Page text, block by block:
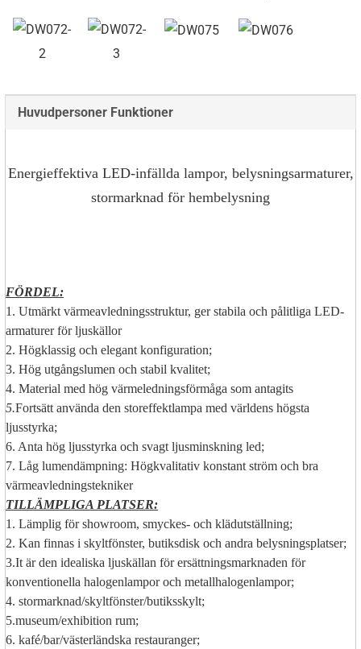
Huvudpersoner Funktioner
Energieffektiva LED-infällda lampor, belysningsarmaturer,
stormarknad för hembelysning
FÖRDEL:
1. Utmärkt värmeavledningsstruktur, ger stabila och pålitliga LED-
armaturer för ljuskällor
2. Högklassig och elegant konfiguration;
3. Hög utgångslumen och stabil kvalitet;
4. Material med hög värmeledningsförmåga som antagits
5.Fortsätt använda den storeffektlampa med världens högsta
ljusstyrka;
6. Anta hög ljusstyrka och svagt ljusminskning led;
7. Låg lumendämpning: Högkvalitativ konstant ström och bra
värmeavledningstekniker
TILLÄMPLIGA PLATSER:
1. Lämplig för showroom, smyckes- och klädutställning;
2. Kan finnas i skyltfönster, butiksdisk och andra belysningsplatser;
3.It är den idealiska ljuskällan för ersättningsmarknaden för
konventionella halogenlampor och metallhalogenlampor;
4. stormarknad/skyltfönster/butiksskylt;
5.museum/exhibition rum;
6. kafé/bar/västerländska restauranger;